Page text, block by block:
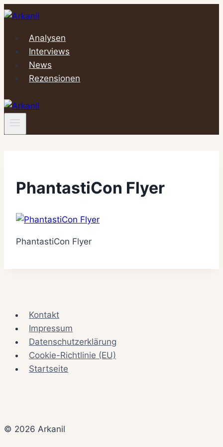
Zum
springenAnalysen
Interviews
News
Rezensionen
PhantastiCon Flyer
PhantastiCon Flyer
Kontakt
Impressum
Datenschutzerklärung
Cookie-Richtlinie (EU)
Startseite
© 2026 Arkanil